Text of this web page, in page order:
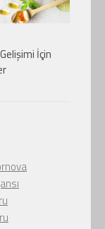
İçin